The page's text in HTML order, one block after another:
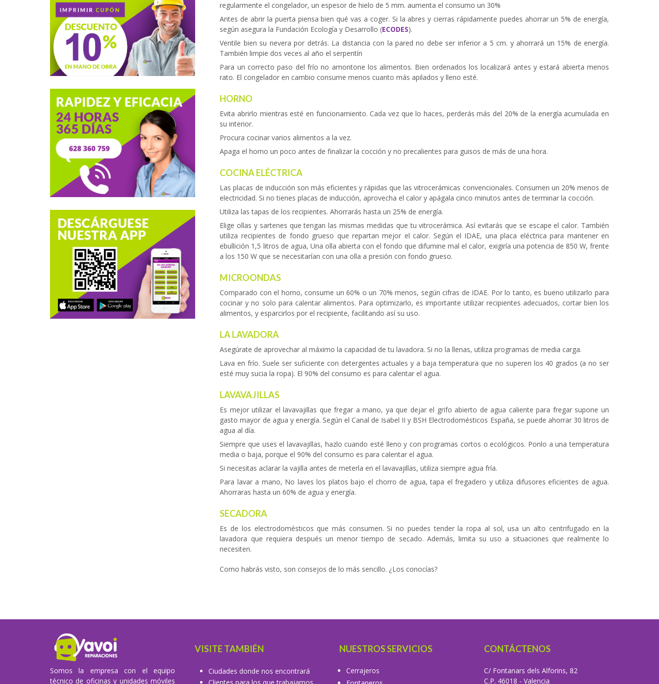
regularmente el congelador, un espesor de hielo de 5 mm. aumenta el consumo un 30%
Antes de abrir la puerta piensa bien qué vas a coger. Si la abres y cierras rápidamente puedes ahorrar un 5% de energía,
según asegura la Fundación Ecología y Desarrollo (ECODES).
Ventile bien su nevera por detrás. La distancia con la pared no debe ser inferior a 5 cm. y ahorrará un 15% de energía.
También limpie dos veces al año el serpentín
Para un correcto paso del frío no amontone los alimentos. Bien ordenados los localizará antes y estará abierta menos
rato. El congelador en cambio consume menos cuanto más apilados y lleno esté.
HORNO
Evita abrirlo mientras esté en funcionamiento. Cada vez que lo haces, perderás más del 20% de la energía acumulada en
su interior.
Procura cocinar varios alimentos a la vez.
Apaga el horno un poco antes de finalizar la cocción y no precalientes para guisos de más de una hora.
COCINA ELÉCTRICA
Las placas de inducción son más eficientes y rápidas que las vitrocerámicas convencionales. Consumen un 20% menos de
electricidad. Si no tienes placas de inducción, aprovecha el calor y apágala cinco minutos antes de terminar la cocción.
Utiliza las tapas de los recipientes. Ahorrarás hasta un 25% de energía.
Elige ollas y sartenes que tengan las mismas medidas que tu vitrocerámica. Así evitarás que se escape el calor. También
utiliza recipientes de fondo grueso que repartan mejor el calor. Según el IDAE, una placa eléctrica para mantener en
ebullición 1,5 litros de agua, Una olla abierta con el fondo que difumine mal el calor, exigiría una potencia de 850 W, frente
a los 150 W que se necesitarían con una olla a presión con fondo grueso.
MICROONDAS
Comparado con el horno, consume un 60% o un 70% menos, según cifras de IDAE. Por lo tanto, es bueno utilizarlo para
cocinar y no solo para calentar alimentos. Para optimizarlo, es importante utilizar recipientes adecuados, cortar bien los
alimentos, y esparcirlos por el recipiente, facilitando así su uso.
LA LAVADORA
Asegúrate de aprovechar al máximo la capacidad de tu lavadora. Si no la llenas, utiliza programas de media carga.
Lava en frío. Suele ser suficiente con detergentes actuales y a baja temperatura que no superen los 40 grados (a no ser
esté muy sucia la ropa). El 90% del consumo es para calentar el agua.
LAVAVAJILLAS
Es mejor utilizar el lavavajillas que fregar a mano, ya que dejar el grifo abierto de agua caliente para fregar supone un
gasto mayor de agua y energía. Según el Canal de Isabel II y BSH Electrodomésticos España, se puede ahorrar 30 litros de
agua al día.
Siempre que uses el lavavajillas, hazlo cuando esté lleno y con programas cortos o ecológicos. Ponlo a una temperatura
media o baja, porque el 90% del consumo es para calentar el agua.
Si necesitas aclarar la vajilla antes de meterla en el lavavajillas, utiliza siempre agua fría.
Para lavar a mano, No laves los platos bajo el chorro de agua, tapa el fregadero y utiliza difusores eficientes de agua.
Ahorraras hasta un 60% de agua y energía.
SECADORA
Es de los electrodomésticos que más consumen. Si no puedes tender la ropa al sol, usa un alto centrifugado en la
lavadora que requiera después un menor tiempo de secado. Además, limita su uso a situaciones que realmente lo
necesiten.
Como habrás visto, son consejos de lo más sencillo. ¿Los conocías?
Somos la empresa con el equipo
técnico de oficinas y unidades móviles
VISITE TAMBIÉN
Ciudades donde nos encontrará
NUESTROS SERVICIOS
Cerrajeros
CONTÁCTENOS
C/ Fontanars dels Alforins, 82
C.P. 46018 - Valencia